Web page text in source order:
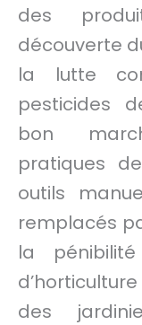
des
découverte
la lutte
pesticides
bon
pratiques
outils
remplacés
la
des